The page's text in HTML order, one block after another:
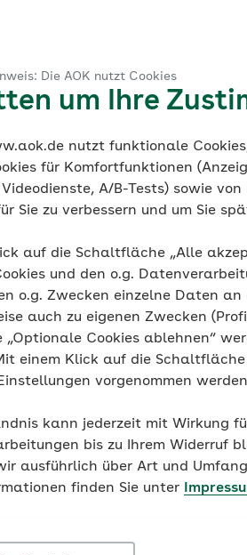
Die AOK nutzt Cookies
um Ihre
nutzt funktionale
für Komfortfunktionen
A/B-Tests) sowie
Sie zu verbessern und um Sie
auf die Schaltfläche „Alle
und den o.g.
o.g. Zwecken einzelne Daten
auch zu eigenen Zwecken
Cookies ablehnen“
einem Klick auf die
vorgenommen
kann jederzeit mit Wirkung
bis zu Ihrem Widerruf
ausführlich über Art und
finden Sie unter
an Waldrändern zu finden
als auch die Blüten sind essbar.
dank seines kräftigen
einen ähnlichen Geschmack
zu finden. Man
sich aber gut im eigenen